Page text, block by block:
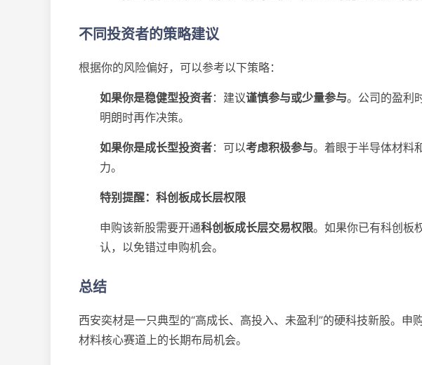
不同投资者的策略建议
根据你的风险偏好，可以参考以下策略：
如果你是稳健型投资者​：建议​谨慎参与或少量参与。公司的盈利
明朗时再作决策。
如果你是成长型投资者​：可以​考虑积极参与。着眼于半导体材料
力。
特别提醒：科创板成长层权限
申购该新股需要开通​科创板成长层交易权限。如果你已有科创板
认，以免错过申购机会。
总结
西安奕材是一只典型的“高成长、高投入、未盈利”的硬科技新股。
材料核心赛道上的长期布局机会。